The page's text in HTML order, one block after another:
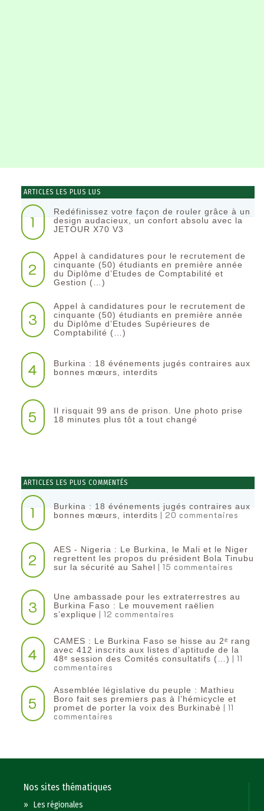
ARTICLES LES PLUS LUS
1
Redéfinissez votre façon de rouler grâce à un
design audacieux, un confort absolu avec la
JETOUR X70 V3
2
Appel à candidatures pour le recrutement de
cinquante (50) étudiants en première année
du Diplôme d’Etudes de Comptabilité et
Gestion (…)
3
Appel à candidatures pour le recrutement de
cinquante (50) étudiants en première année
du Diplôme d’Etudes Supérieures de
Comptabilité (…)
4
Burkina : 18 événements jugés contraires aux
bonnes mœurs, interdits
5
Il risquait 99 ans de prison. Une photo prise
18 minutes plus tôt a tout changé
ARTICLES LES PLUS COMMENTÉS
1
Burkina : 18 événements jugés contraires aux
bonnes mœurs, interdits | 20 commentaires
2
AES - Nigeria : Le Burkina, le Mali et le Niger
regrettent les propos du président Bola Tinubu
sur la sécurité au Sahel | 15 commentaires
3
Une ambassade pour les extraterrestres au
Burkina Faso : Le mouvement raëlien
s’explique | 12 commentaires
4
CAMES : Le Burkina Faso se hisse au 2ᵉ rang
avec 412 inscrits aux listes d’aptitude de la
48ᵉ session des Comités consultatifs (…) | 11
commentaires
5
Assemblée législative du peuple : Mathieu
Boro fait ses premiers pas à l’hémicycle et
promet de porter la voix des Burkinabè | 11
commentaires
Nos sites thématiques
»Les régionales